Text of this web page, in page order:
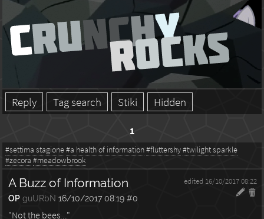
Reply Tag search Stiki Hidden
1
#settima stagione#a health of information#fluttershy#twilight sparkle
#zecora #meadowbrook
A Buzz of Information
OP guURbN 16/10/2017 08:19 #0
edited 16/10/2017 08:22
"Not the bees..."